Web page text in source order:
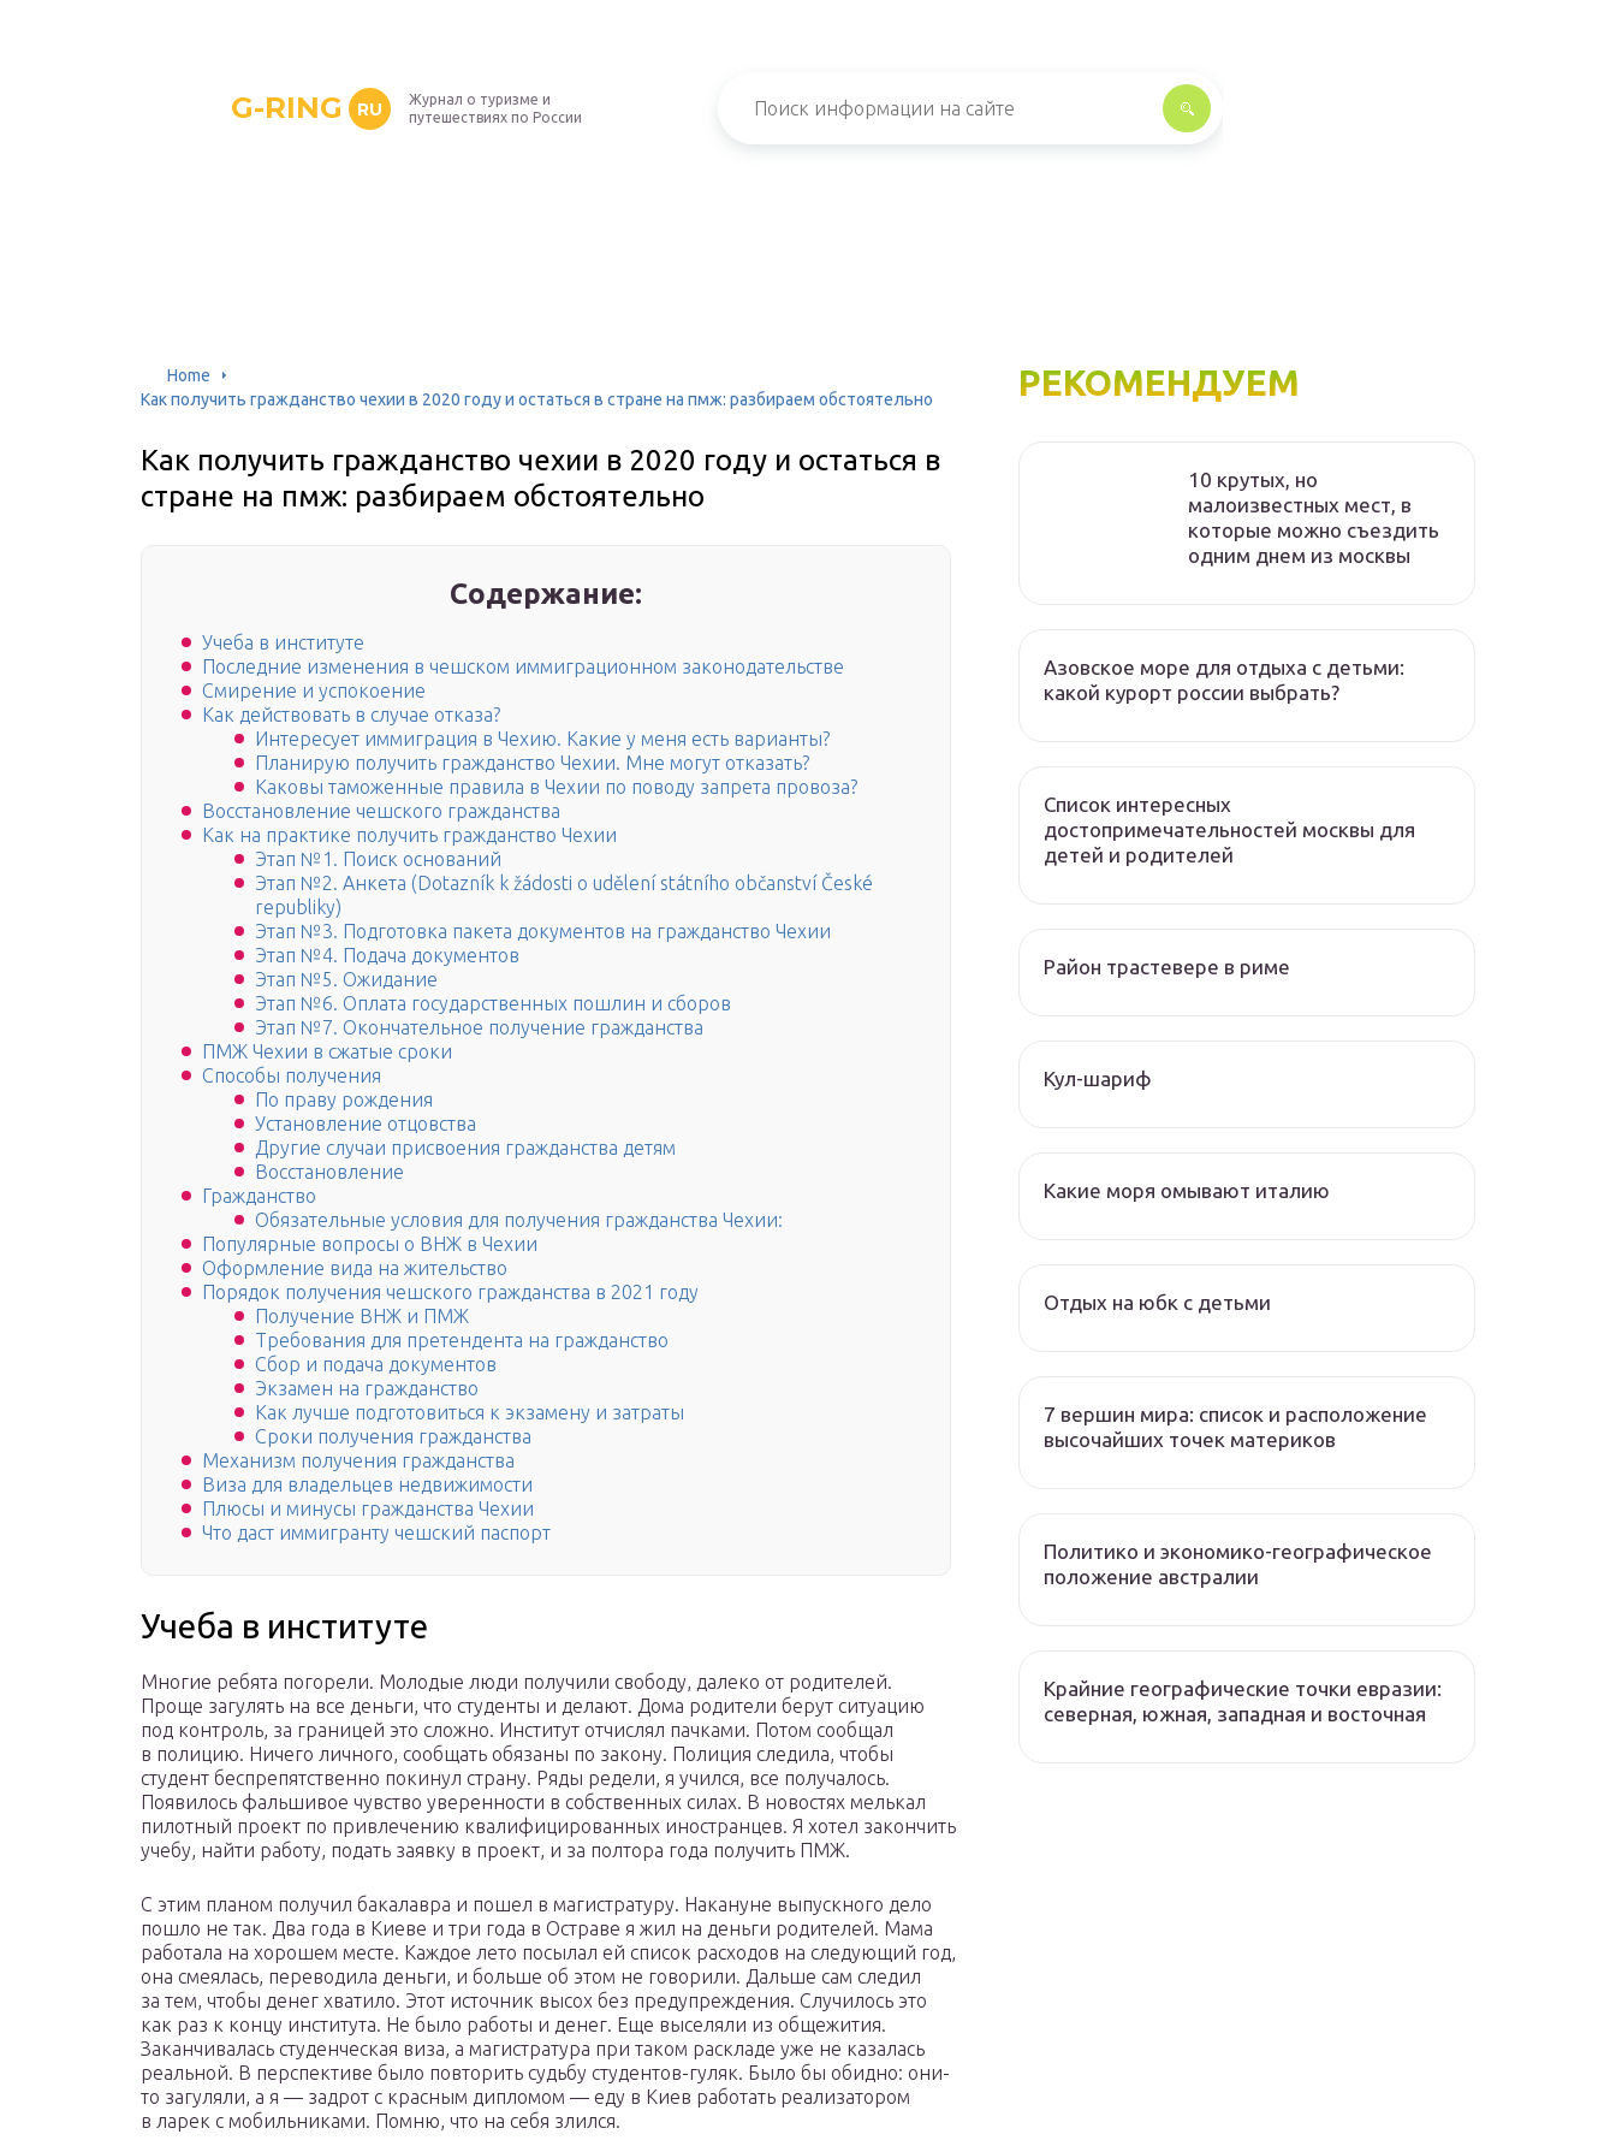
G-RING RU
Журнал о туризме и
путешествиях по России
Home
Как получить гражданство чехии в 2020 году и остаться в стране на пмж: разбираем обстоятельно
Как получить гражданство чехии в 2020 году и остаться в
стране на пмж: разбираем обстоятельно
Содержание:
Учеба в институте
Последние изменения в чешском иммиграционном законодательстве
Смирение и успокоение
Как действовать в случае отказа?
Интересует иммиграция в Чехию. Какие у меня есть варианты?
Планирую получить гражданство Чехии. Мне могут отказать?
Каковы таможенные правила в Чехии по поводу запрета провоза?
Восстановление чешского гражданства
Как на практике получить гражданство Чехии
Этап №1. Поиск оснований
Этап №2. Анкета (Dotazník k žádosti o udělení státního občanství České
republiky)
Этап №3. Подготовка пакета документов на гражданство Чехии
Этап №4. Подача документов
Этап №5. Ожидание
Этап №6. Оплата государственных пошлин и сборов
Этап №7. Окончательное получение гражданства
ПМЖ Чехии в сжатые сроки
Способы получения
По праву рождения
Установление отцовства
Другие случаи присвоения гражданства детям
Восстановление
Гражданство
Обязательные условия для получения гражданства Чехии:
Популярные вопросы о ВНЖ в Чехии
Оформление вида на жительство
Порядок получения чешского гражданства в 2021 году
Получение ВНЖ и ПМЖ
Требования для претендента на гражданство
Сбор и подача документов
Экзамен на гражданство
Как лучше подготовиться к экзамену и затраты
Сроки получения гражданства
Механизм получения гражданства
Виза для владельцев недвижимости
Плюсы и минусы гражданства Чехии
Что даст иммигранту чешский паспорт
Учеба в институте
Многие ребята погорели. Молодые люди получили свободу, далеко от родителей.
Проще загулять на все деньги, что студенты и делают. Дома родители берут ситуацию
под контроль, за границей это сложно. Институт отчислял пачками. Потом сообщал
в полицию. Ничего личного, сообщать обязаны по закону. Полиция следила, чтобы
студент беспрепятственно покинул страну. Ряды редели, я учился, все получалось.
Появилось фальшивое чувство уверенности в собственных силах. В новостях мелькал
пилотный проект по привлечению квалифицированных иностранцев. Я хотел закончить
учебу, найти работу, подать заявку в проект, и за полтора года получить ПМЖ.
С этим планом получил бакалавра и пошел в магистратуру. Накануне выпускного дело
пошло не так. Два года в Киеве и три года в Остраве я жил на деньги родителей. Мама
работала на хорошем месте. Каждое лето посылал ей список расходов на следующий год,
она смеялась, переводила деньги, и больше об этом не говорили. Дальше сам следил
за тем, чтобы денег хватило. Этот источник высох без предупреждения. Случилось это
как раз к концу института. Не было работы и денег. Еще выселяли из общежития.
Заканчивалась студенческая виза, а магистратура при таком раскладе уже не казалась
реальной. В перспективе было повторить судьбу студентов-гуляк. Было бы обидно: они-
то загуляли, а я — задрот с красным дипломом — еду в Киев работать реализатором
в ларек с мобильниками. Помню, что на себя злился.
РЕКОМЕНДУЕМ
10 крутых, но
малоизвестных мест, в
которые можно съездить
одним днем из москвы
Азовское море для отдыха с детьми:
какой курорт россии выбрать?
Список интересных
достопримечательностей москвы для
детей и родителей
Район трастевере в риме
Кул-шариф
Какие моря омывают италию
Отдых на юбк с детьми
7 вершин мира: список и расположение
высочайших точек материков
Политико и экономико-географическое
положение австралии
Крайние географические точки евразии:
северная, южная, западная и восточная